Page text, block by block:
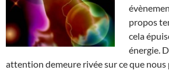
propos
cela
énergie.
attention demeure rivée sur ce que nous